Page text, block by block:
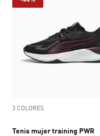
3 COLORES
Tenis mujer training PWR